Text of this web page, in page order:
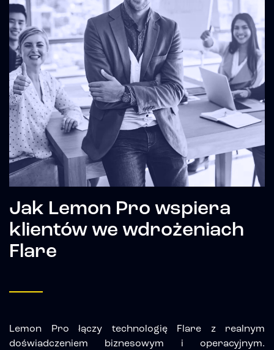
Jak Lemon Pro wspiera
klientów we wdrożeniach
Flare
Lemon Pro łączy technologię Flare z realnym
doświadczeniem biznesowym i operacyjnym.